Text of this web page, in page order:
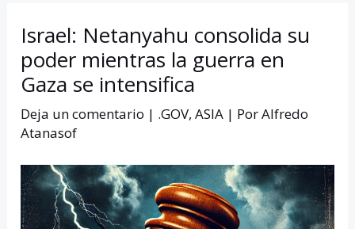
Israel: Netanyahu consolida su
poder mientras la guerra en
Gaza se intensifica
Deja un comentario | .GOV,ASIA | PorAlfredo
Atanasof